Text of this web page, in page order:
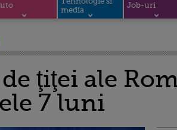
media
Job-uri
ţiţei ale
7 luni